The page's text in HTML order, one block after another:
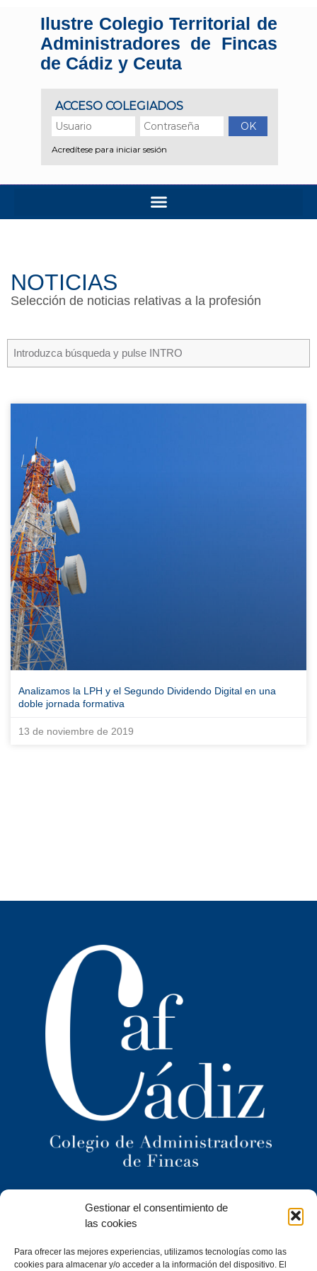
Gestionar el consentimiento de
las cookies
Para ofrecer las mejores experiencias, utilizamos tecnologías como las
cookies para almacenar y/o acceder a la información del dispositivo. El
Ilustre Colegio Territorial de
Administradores de Fincas
de Cádiz y Ceuta
NOTICIAS
Selección de noticias relativas a la profesión
Analizamos la LPH y el Segundo Dividendo Digital en una
doble jornada formativa
13 de noviembre de 2019
Ilustre Colegio Territorial
de Administradores de Fincas
de Cádiz y
C/ Caracuel, 24-1º Izq · 11402 Jerez de la Frontera (Cádiz)